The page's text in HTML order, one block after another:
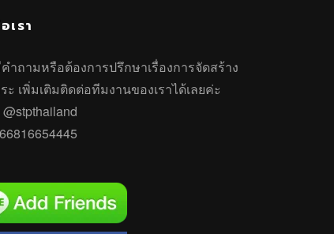
เรา
ำถามหรือต้องการปรึกษาเรื่องการจัดสร้าง
ะ เพิ่มเติมติดต่อทีมงานของเราได้เลยค่ะ
@stpthailand